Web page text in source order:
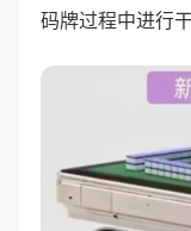
码牌过程中进行